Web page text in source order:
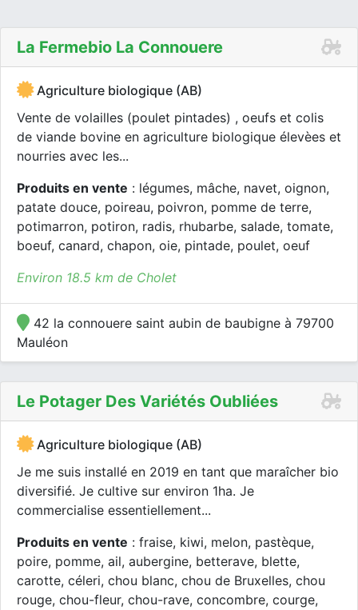
La Fermebio La Connouere
Agriculture biologique (AB)
Vente de volailles (poulet pintades) , oeufs et colis
de viande bovine en agriculture biologique élevèes et
nourries avec les...
Produits en vente : légumes, mâche, navet, oignon,
patate douce, poireau, poivron, pomme de terre,
potimarron, potiron, radis, rhubarbe, salade, tomate,
boeuf, canard, chapon, oie, pintade, poulet, oeuf
Environ 18.5 km de Cholet
42 la connouere saint aubin de baubigne à 79700
Mauléon
Le Potager Des Variétés Oubliées
Agriculture biologique (AB)
Je me suis installé en 2019 en tant que maraîcher bio
diversifié. Je cultive sur environ 1ha. Je
commercialise essentiellement...
Produits en vente : fraise, kiwi, melon, pastèque,
poire, pomme, ail, aubergine, betterave, blette,
carotte, céleri, chou blanc, chou de Bruxelles, chou
rouge, chou-fleur, chou-rave, concombre, courge,